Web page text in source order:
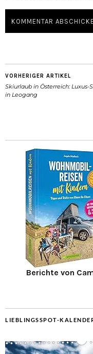
VORHERIGER ARTIKEL
Skiurlaub in Österreich: Luxus-
in Leogang
Berichte von
LIEBLINGSSPOT-